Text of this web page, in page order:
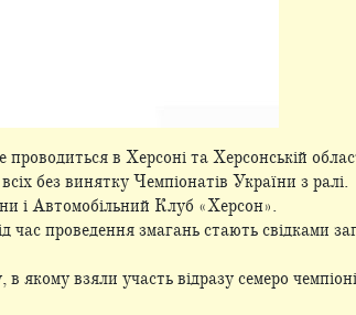
в Херсоні та Херсонській
без винятку Чемпіонатів України з ралі.
і Автомобільний Клуб «Херсон».
проведення змагань стають свідками
взяли участь відразу семеро